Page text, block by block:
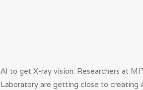
AI to get X-ray vision: Researchers at
Laboratory are getting close to creating